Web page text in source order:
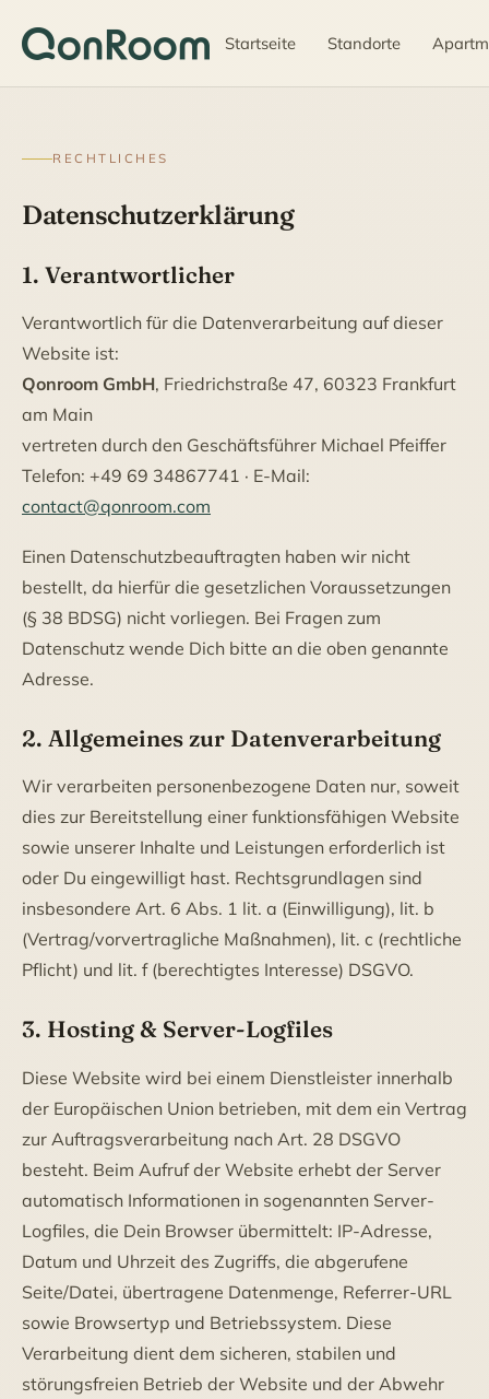
Startseite Standorte
RECHTLICHES
Datenschutzerklärung
1. Verantwortlicher
Verantwortlich für die Datenverarbeitung auf dieser
Website ist:
Qonroom GmbH, Friedrichstraße 47, 60323 Frankfurt
am Main
vertreten durch den Geschäftsführer Michael Pfeiffer
Telefon: +49 69 34867741 · E-Mail:
contact@qonroom.com
Einen Datenschutzbeauftragten haben wir nicht
bestellt, da hierfür die gesetzlichen Voraussetzungen
(§ 38 BDSG) nicht vorliegen. Bei Fragen zum
Datenschutz wende Dich bitte an die oben genannte
Adresse.
2. Allgemeines zur Datenverarbeitung
Wir verarbeiten personenbezogene Daten nur, soweit
dies zur Bereitstellung einer funktionsfähigen Website
sowie unserer Inhalte und Leistungen erforderlich ist
oder Du eingewilligt hast. Rechtsgrundlagen sind
insbesondere Art. 6 Abs. 1 lit. a (Einwilligung), lit. b
(Vertrag/vorvertragliche Maßnahmen), lit. c (rechtliche
Pflicht) und lit. f (berechtigtes Interesse) DSGVO.
3. Hosting & Server-Logfiles
Diese Website wird bei einem Dienstleister innerhalb
der Europäischen Union betrieben, mit dem ein Vertrag
zur Auftragsverarbeitung nach Art. 28 DSGVO
besteht. Beim Aufruf der Website erhebt der Server
automatisch Informationen in sogenannten Server-
Logfiles, die Dein Browser übermittelt: IP-Adresse,
Datum und Uhrzeit des Zugriffs, die abgerufene
Seite/Datei, übertragene Datenmenge, Referrer-URL
sowie Browsertyp und Betriebssystem. Diese
Verarbeitung dient dem sicheren, stabilen und
störungsfreien Betrieb der Website und der Abwehr